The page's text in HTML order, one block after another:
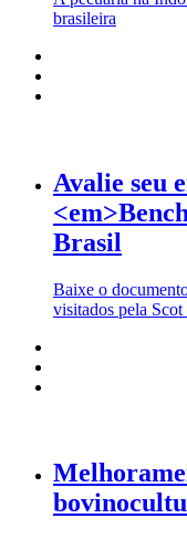
brasileira
Avalie seu
Brasil
Baixe o
visitados pela